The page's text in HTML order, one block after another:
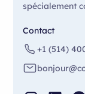
spécialement
Contact
+1 (514)